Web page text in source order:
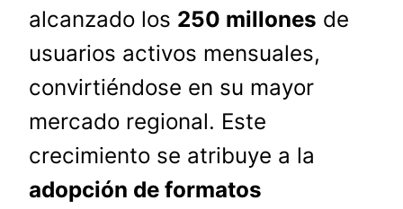
alcanzado los 250 millones de
usuarios activos mensuales,
convirtiéndose en su mayor
mercado regional. Este
crecimiento se atribuye a la
adopción de formatos